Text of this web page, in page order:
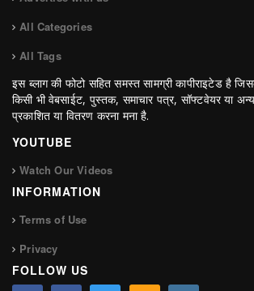
All Categories
All Tags
इस ब्लाग की फोटो सहित समस्त सामग्री कापीराइटेड है
किसी भी वेबसाईट, पुस्तक, समाचार पत्र, सॉफ्टवेयर या
प्रकाशित या वितरण करना मना है.
YOUTUBE
Watch Our Videos
INFORMATION
Terms of Use
Privacy
FOLLOW US